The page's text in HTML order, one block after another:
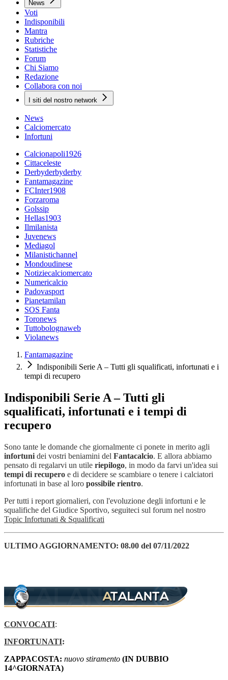
News
Voti
Indisponibili
Mantra
Rubriche
Statistiche
Forum
Chi Siamo
Redazione
Collabora con noi
I siti del nostro network
News
Calciomercato
Infortuni
Calcionapoli1926
Cittaceleste
Derbyderbyderby
Fantamagazine
FCInter1908
Forzaroma
Golssip
Hellas1903
Ilmilanista
Juvenews
Mediagol
Milanistichannel
Mondoudinese
Notiziecalciomercato
Numericalcio
Padovasport
Pianetamilan
SOS Fanta
Toronews
Tuttobolognaweb
Violanews
Fantamagazine
Indisponibili Serie A – Tutti gli squalificati, infortunati e i
tempi di recupero
Indisponibili Serie A – Tutti gli
squalificati, infortunati e i tempi di
recupero
Sono tante le domande che giornalmente ci ponete in merito agli
infortuni dei vostri beniamini del Fantacalcio. E allora abbiamo
pensato di regalarvi un utile riepilogo, in modo da farvi un'idea sui
tempi di recupero e di decidere se scambiare o tenere i calciatori
infortunati in base al loro possibile rientro.
Per tutti i report giornalieri, con l'evoluzione degli infortuni e le
squalifiche del Giudice Sportivo, seguiteci sul forum nel nostro
Topic Infortunati & Squalificati
ULTIMO AGGIORNAMENTO: 08.00 del 07/11/2022
CONVOCATI:
INFORTUNATI:
ZAPPACOSTA: nuovo stiramento (IN DUBBIO
14^GIORNATA)